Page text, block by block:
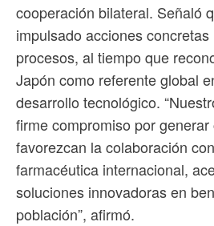
cooperación bilateral. Señaló
impulsado acciones
procesos, al tiempo que
Japón como referente global
desarrollo tecnológico.
firme compromiso por
favorezcan la colaboración
farmacéutica internacional,
soluciones innovadoras en
población”, afirmó.